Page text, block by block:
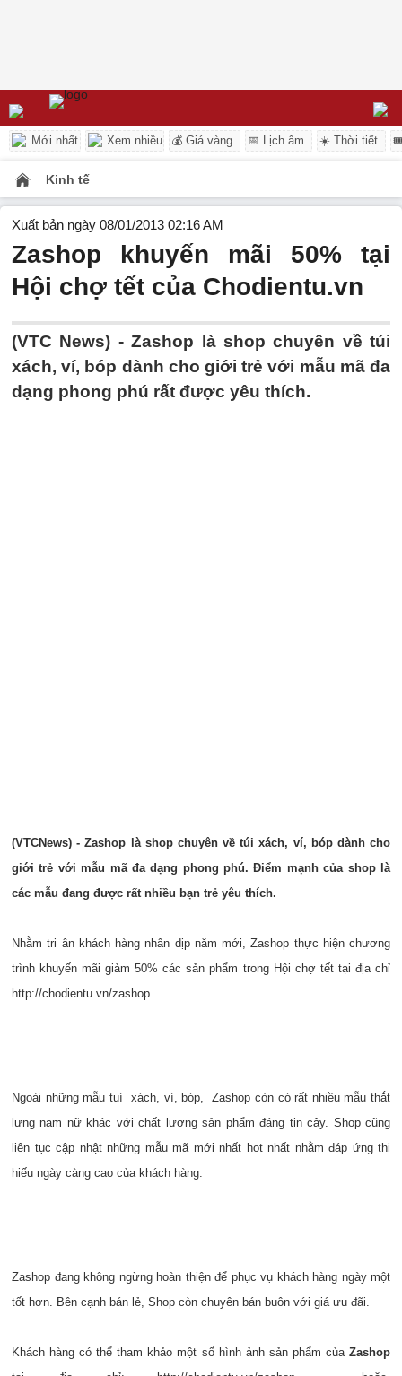
Mới nhất Xem nhiều 💰 Giá vàng 📅 Lịch âm ☀️ Thời tiết
Kinh tế
Xuất bản ngày 08/01/2013 02:16 AM
Zashop khuyến mãi 50% tại
Hội chợ tết của Chodientu.vn
(VTC News) - Zashop là shop chuyên về túi
xách, ví, bóp dành cho giới trẻ với mẫu mã đa
dạng phong phú rất được yêu thích.
(VTCNews) -Zashop là shop chuyên về túi xách, ví, bóp dành cho
giới trẻ với mẫu mã đa dạng phong phú. Điểm mạnh của shop là
các mẫu đang được rất nhiều bạn trẻ yêu thích.
Nhằm tri ân khách hàng nhân dịp năm mới, Zashop thực hiện chương
trình khuyến mãi giảm 50% các sản phẩm trong Hội chợ tết tại địa chỉ
http://chodientu.vn/zashop.
Ngoài những mẫu tuí xách, ví, bóp, Zashop còn có rất nhiều mẫu thắt
lưng nam nữ khác với chất lượng sản phẩm đáng tin cậy. Shop cũng
liên tục cập nhật những mẫu mã mới nhất hot nhất nhằm đáp ứng thi
hiếu ngày càng cao của khách hàng.
Zashop đang không ngừng hoàn thiện để phục vụ khách hàng ngày một
tốt hơn. Bên cạnh bán lẻ, Shop còn chuyên bán buôn với giá ưu đãi.
Khách hàng có thể tham khảo một số hình ảnh sản phẩm của Zashop